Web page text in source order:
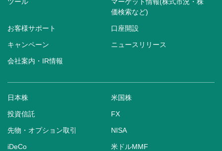
価検索など)
お客様サポート 口座開設
キャンペーン ニュースリリース
会社案内・IR情報
日本株 米国株
投資信託 FX
先物・オプション取引 NISA
iDeCo 米ドルMMF